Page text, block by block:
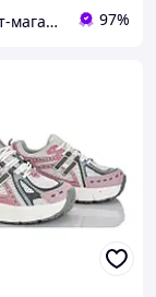
Интернет-магазин Minimalka.com - минимальные цены на одежду и обувь, нижнее белье и другие товары 97%